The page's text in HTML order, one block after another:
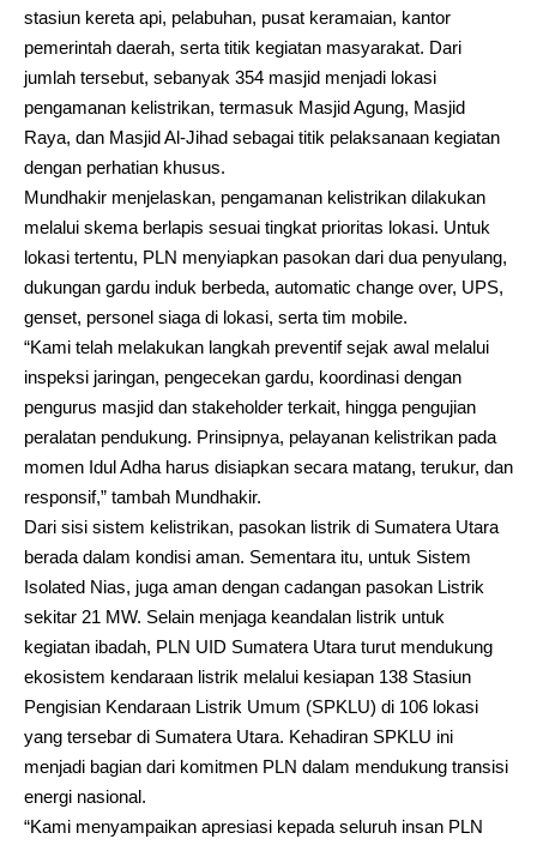
stasiun kereta api, pelabuhan, pusat keramaian, kantor
pemerintah daerah, serta titik kegiatan masyarakat. Dari
jumlah tersebut, sebanyak 354 masjid menjadi lokasi
pengamanan kelistrikan, termasuk Masjid Agung, Masjid
Raya, dan Masjid Al-Jihad sebagai titik pelaksanaan kegiatan
dengan perhatian khusus.
Mundhakir menjelaskan, pengamanan kelistrikan dilakukan
melalui skema berlapis sesuai tingkat prioritas lokasi. Untuk
lokasi tertentu, PLN menyiapkan pasokan dari dua penyulang,
dukungan gardu induk berbeda, automatic change over, UPS,
genset, personel siaga di lokasi, serta tim mobile.
“Kami telah melakukan langkah preventif sejak awal melalui
inspeksi jaringan, pengecekan gardu, koordinasi dengan
pengurus masjid dan stakeholder terkait, hingga pengujian
peralatan pendukung. Prinsipnya, pelayanan kelistrikan pada
momen Idul Adha harus disiapkan secara matang, terukur, dan
responsif,” tambah Mundhakir.
Dari sisi sistem kelistrikan, pasokan listrik di Sumatera Utara
berada dalam kondisi aman. Sementara itu, untuk Sistem
Isolated Nias, juga aman dengan cadangan pasokan Listrik
sekitar 21 MW. Selain menjaga keandalan listrik untuk
kegiatan ibadah, PLN UID Sumatera Utara turut mendukung
ekosistem kendaraan listrik melalui kesiapan 138 Stasiun
Pengisian Kendaraan Listrik Umum (SPKLU) di 106 lokasi
yang tersebar di Sumatera Utara. Kehadiran SPKLU ini
menjadi bagian dari komitmen PLN dalam mendukung transisi
energi nasional.
“Kami menyampaikan apresiasi kepada seluruh insan PLN